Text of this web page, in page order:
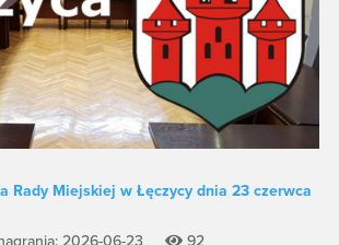
Rady Miejskiej w Łęczycy dnia 23 czerwca